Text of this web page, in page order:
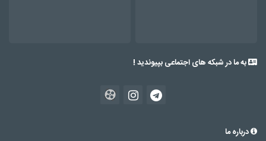
به ما در شبکه های اجتماعی بپیوندید !
درباره ما